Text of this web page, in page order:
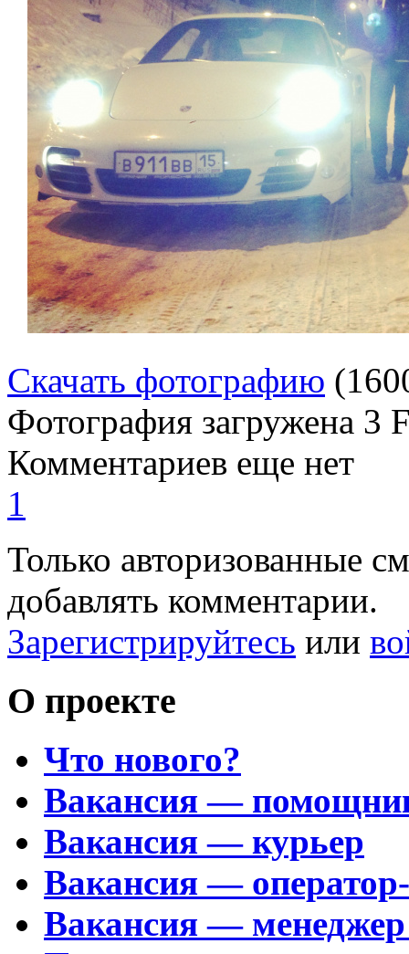
Скачать фотографию
Фотография загружена 3
Комментариев еще нет
1
Только авторизованные
добавлять комментарии.
Зарегистрируйтесь или
О проекте
Что нового?
Вакансия —
Вакансия — курьер
Вакансия —
Вакансия —